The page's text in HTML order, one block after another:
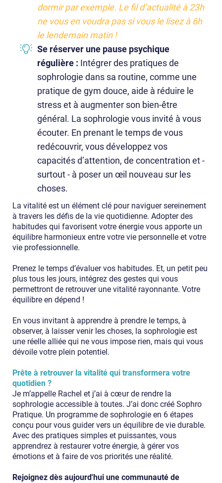
dormir par exemple. Le fil d’actualité à 23h
ne vous en voudra pas si vous le lisez à 6h
le lendemain matin !
Se réserver une pause psychique
régulière : Intégrer des pratiques de
sophrologie dans sa routine, comme une
pratique de gym douce, aide à réduire le
stress et à augmenter son bien-être
général. La sophrologie vous invité à vous
écouter. En prenant le temps de vous
redécouvrir, vous développez vos
capacités d’attention, de concentration et -
surtout - à poser un œil nouveau sur les
choses.
La vitalité est un élément clé pour naviguer sereinement
à travers les défis de la vie quotidienne. Adopter des
habitudes qui favorisent votre énergie vous apporte un
équilibre harmonieux entre votre vie personnelle et votre
vie professionnelle.
Prenez le temps d’évaluer vos habitudes. Et, un petit peu
plus tous les jours, intégrez des gestes qui vous
permettront de retrouver une vitalité rayonnante. Votre
équilibre en dépend !
En vous invitant à apprendre à prendre le temps, à
observer, à laisser venir les choses, la sophrologie est
une réelle alliée qui ne vous impose rien, mais qui vous
dévoile votre plein potentiel.
Prête à retrouver la vitalité qui transformera votre
quotidien ?
Je m’appelle Rachel et j’ai à cœur de rendre la
sophrologie accessible à toutes. J’ai donc créé Sophro
Pratique. Un programme de sophrologie en 6 étapes
conçu pour vous guider vers un équilibre de vie durable.
Avec des pratiques simples et puissantes, vous
apprendrez à restaurer votre énergie, à gérer vos
émotions et à faire de vos priorités une réalité.
Rejoignez dès aujourd'hui une communauté de